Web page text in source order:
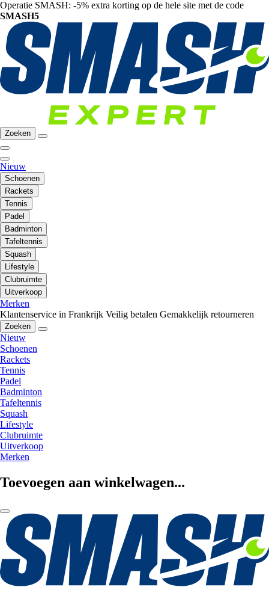
Operatie SMASH: -5% extra korting op de hele site met de code
SMASH5
Zoeken
Nieuw
Schoenen
Rackets
Tennis
Padel
Badminton
Tafeltennis
Squash
Lifestyle
Clubruimte
Uitverkoop
Merken
Klantenservice in Frankrijk Veilig betalen Gemakkelijk retourneren
Zoeken
Nieuw
Schoenen
Rackets
Tennis
Padel
Badminton
Tafeltennis
Squash
Lifestyle
Clubruimte
Uitverkoop
Merken
Toevoegen aan winkelwagen...